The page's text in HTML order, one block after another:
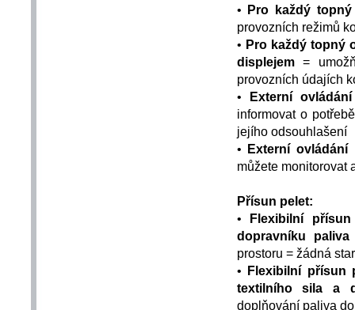
• Pro každý
provozních režimů
• Pro každý topný
displejem=
provozních údajích
• Externí
informovat o
jejího odsouhlašení
• Externí
můžete monitorovat
Přísun pelet:
• Flexibilní
dopravníku paliva
prostoru = žádná
• Flexibilní přísun
textilního sila a
doplňování paliva